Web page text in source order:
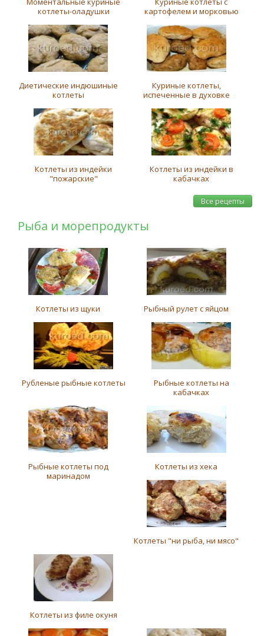
котлеты-оладушки
картофелем и морковью
Диетические индюшиные
котлеты
Куриные котлеты,
испеченные в духовке
Котлеты из индейки
"пожарские"
Котлеты из индейки в
кабачках
Все рецепты
Рыба и морепродукты
Котлеты из щуки Рыбный рулет с яйцом
Рубленые рыбные котлеты
Рыбные котлеты на
кабачках
Рыбные котлеты под
маринадом
Котлеты из хека
Котлеты "ни рыба, ни мясо"
Котлеты из филе окуня